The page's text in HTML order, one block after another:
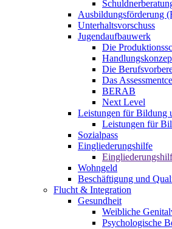
Ausbildungsförderung
Unterhaltsvorschuss
Jugendaufbauwerk
Die
Die
Das
BERAB
Next Level
Leistungen für Bildung
Leistungen für
Sozialpass
Eingliederungshilfe
Wohngeld
Beschäftigung und
Flucht & Integration
Gesundheit
Weibliche
Psychologische